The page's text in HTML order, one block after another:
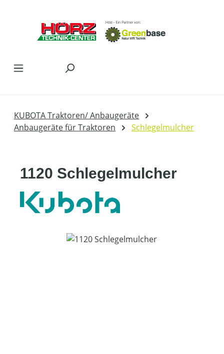
KUBOTA Traktoren/ Anbaugeräte
Anbaugeräte für Traktoren
Schlegelmulcher
1120 Schlegelmulcher
Bildergalerie überspringen